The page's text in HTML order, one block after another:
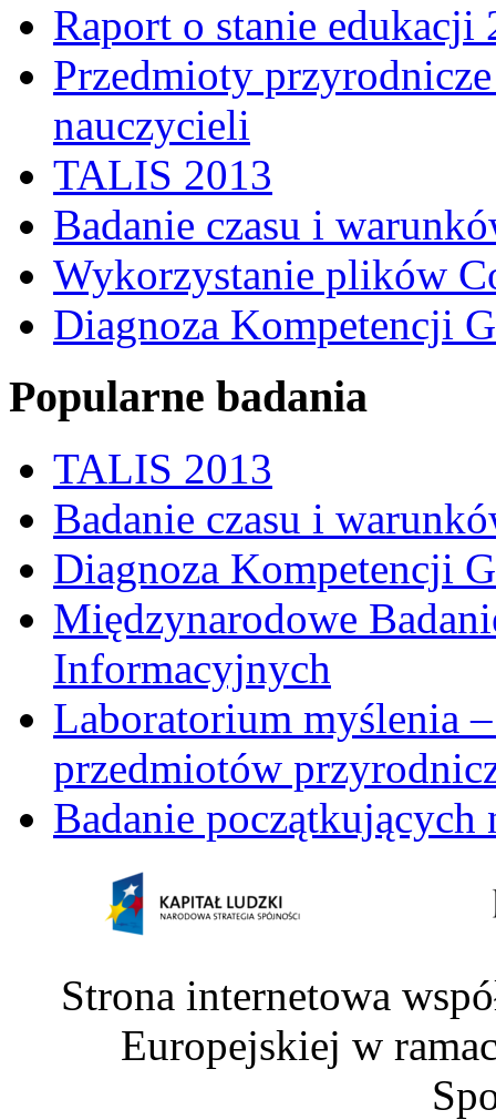
Raport o stanie edukacji
Przedmioty
nauczycieli
TALIS 2013
Badanie czasu i
Wykorzystanie plików
Diagnoza Kompetencji
Popularne badania
TALIS 2013
Badanie czasu i
Diagnoza Kompetencji
Międzynarodowe
Informacyjnych
Laboratorium myślenia
przedmiotów
Badanie początkujących
Strona internetowa
Europejskiej w